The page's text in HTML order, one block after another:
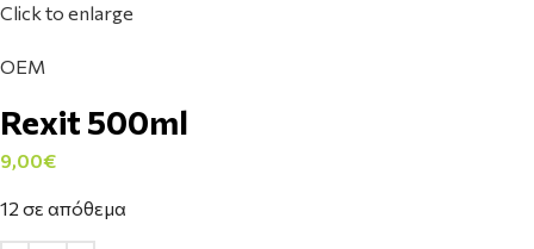
Click to enlarge
OEM
Rexit 500ml
9,00€
12 σε απόθεμα